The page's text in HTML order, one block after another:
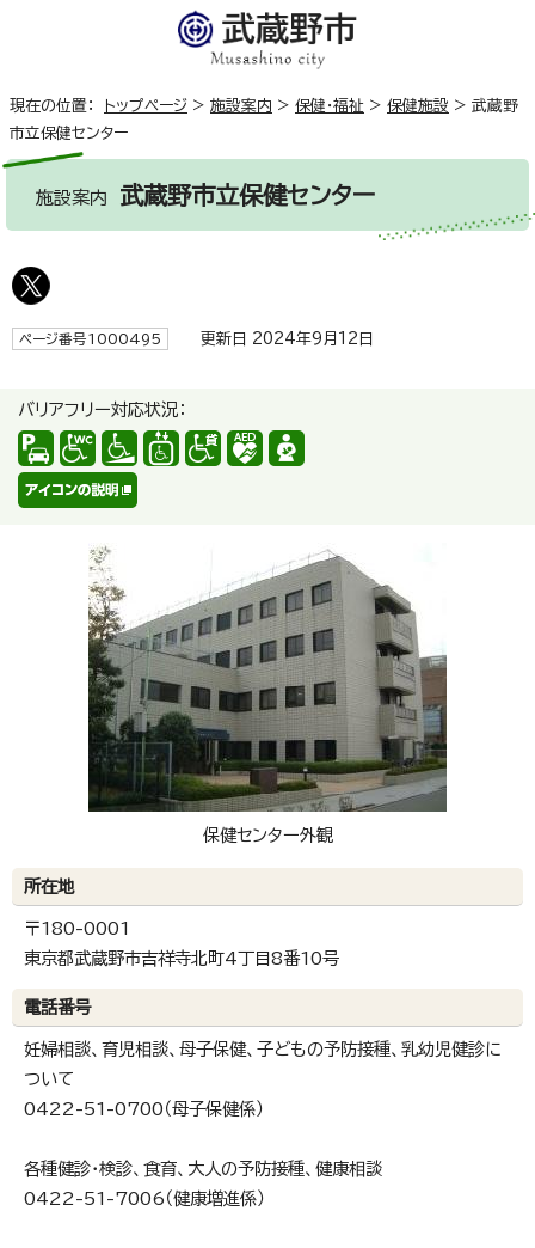
現在の位置： トップページ > 施設案内 > 保健・福祉 > 保健施設 > 武蔵野
市立保健センター
施設案内 武蔵野市立保健センター
ページ番号1000495 更新日 2024年9月12日
バリアフリー対応状況：
保健センター外観
所在地
〒180-0001
東京都武蔵野市吉祥寺北町4丁目8番10号
電話番号
妊婦相談、育児相談、母子保健、子どもの予防接種、乳幼児健診に
ついて
0422-51-0700（母子保健係）
各種健診・検診、食育、大人の予防接種、健康相談
0422-51-7006（健康増進係）